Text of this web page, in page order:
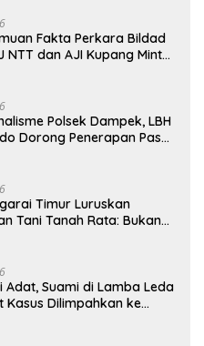
Fakta Perkara Bildad
NTT dan AJI Kupang Minta
Polsek Dampek, LBH
Dorong Penerapan Pasal
Timur Luruskan
Tani Tanah Rata: Bukan
Adat, Suami di Lamba Leda
Kasus Dilimpahkan ke